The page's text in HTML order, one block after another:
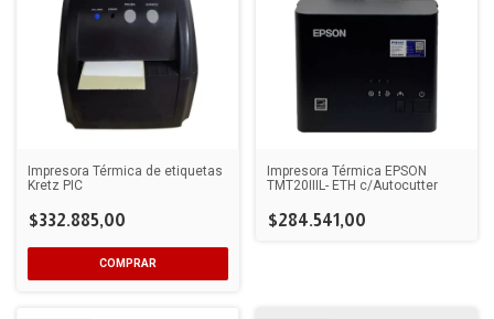
Impresora Térmica de etiquetas
Kretz PIC
$332.885,00
Impresora Térmica EPSON
TMT20IIIL- ETH c/Autocutter
$284.541,00